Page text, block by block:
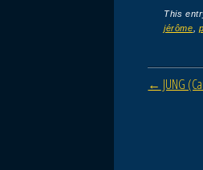
This
jérôme
Post
← JUNG